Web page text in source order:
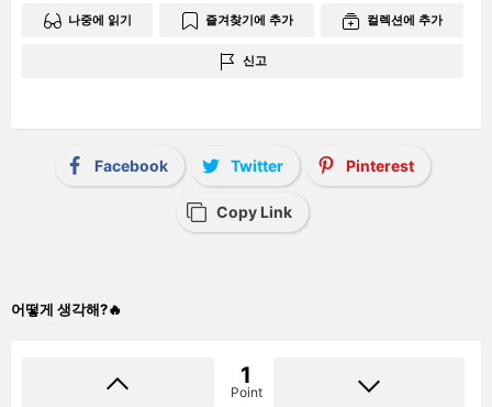
나중에 읽기 즐겨찾기에 추가 컬렉션에 추가
신고
Facebook Twitter Pinterest
Copy Link
어떻게 생각해?🔥
1
Point